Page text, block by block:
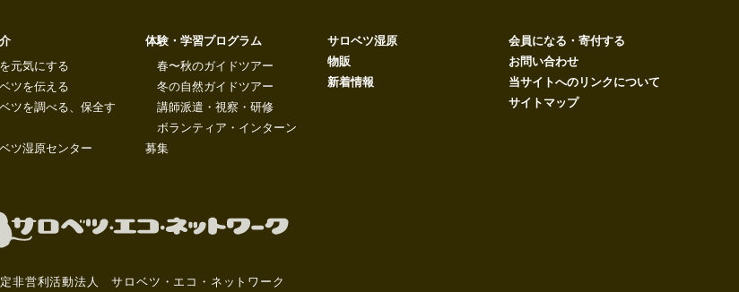
元気にする
ツを伝える
ツを調べる、保全す
ツ湿原センター
体験・学習プログラム
春〜秋のガイドツアー
冬の自然ガイドツアー
講師派遣・視察・研修
ボランティア・インターン
募集
サロベツ湿原
物販
新着情報
会員になる・寄付する
お問い合わせ
当サイトへのリンクについて
サイトマップ
非営利活動法人 サロベツ・エコ・ネットワーク